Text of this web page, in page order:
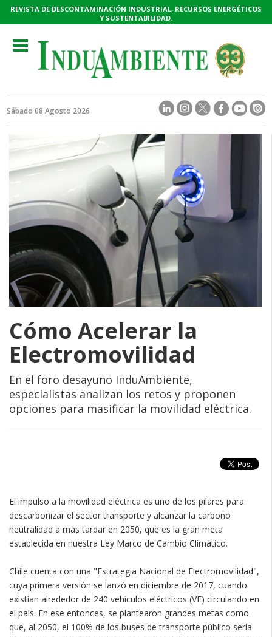
REVISTA DE DESCONTAMINACIÓN INDUSTRIAL, RECURSOS ENERGÉTICOS
Y SUSTENTABILIDAD.
Toggle
navigation
Sábado 08 Agosto 2026
Cómo Acelerar la
Electromovilidad
En el foro desayuno InduAmbiente,
especialistas analizan los retos y proponen
opciones para masificar la movilidad eléctrica.
El impulso a la movilidad eléctrica es uno de los pilares para
descarbonizar el sector transporte y alcanzar la carbono
neutralidad a más tardar en 2050, que es la gran meta
establecida en nuestra Ley Marco de Cambio Climático.
Chile cuenta con una "Estrategia Nacional de Electromovilidad",
cuya primera versión se lanzó en diciembre de 2017, cuando
existían alrededor de 240 vehículos eléctricos (VE) circulando en
el país. En ese entonces, se plantearon grandes metas como
que, al 2050, el 100% de los buses de transporte público sería